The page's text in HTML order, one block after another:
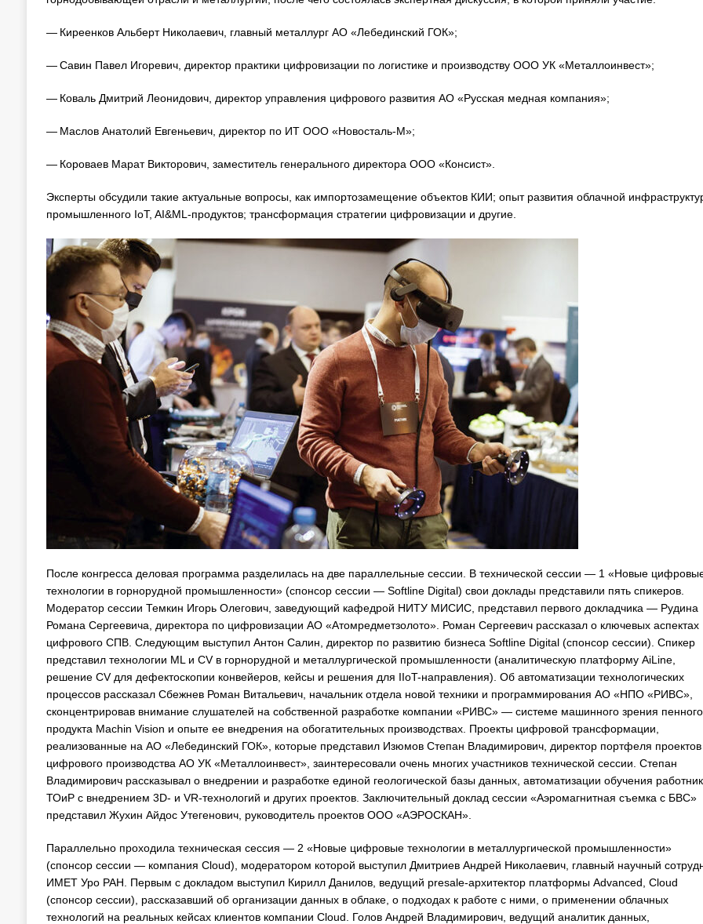
— Киреенков Альберт Николаевич, главный металлург АО «Лебединский ГОК»;
— Савин Павел Игоревич, директор практики цифровизации по логистике и производству ООО УК «Металлоинвест»;
— Коваль Дмитрий Леонидович, директор управления цифрового развития АО «Русская медная компания»;
— Маслов Анатолий Евгеньевич, директор по ИТ ООО «Новосталь-М»;
— Короваев Марат Викторович, заместитель генерального директора ООО «Консист».
Эксперты обсудили такие актуальные вопросы, как импортозамещение объектов КИИ; опыт развития облачной
промышленного IoT, AI&ML-продуктов; трансформация стратегии цифровизации и другие.
После конгресса деловая программа разделилась на две параллельные сессии. В технической сессии — 1 «Новые
технологии в горнорудной промышленности» (спонсор сессии — Softline Digital) свои доклады представили пять спикеров.
Модератор сессии Темкин Игорь Олегович, заведующий кафедрой НИТУ МИСИС, представил первого докладчика — Рудина
Романа Сергеевича, директора по цифровизации АО «Атомредметзолото». Роман Сергеевич рассказал о ключевых аспектах
цифрового СПВ. Следующим выступил Антон Салин, директор по развитию бизнеса Softline Digital (спонсор сессии). Спикер
представил технологии ML и CV в горнорудной и металлургической промышленности (аналитическую платформу AiLine,
решение CV для дефектоскопии конвейеров, кейсы и решения для IIoT-направления). Об автоматизации технологических
процессов рассказал Сбежнев Роман Витальевич, начальник отдела новой техники и программирования АО «НПО «РИВС»,
сконцентрировав внимание слушателей на собственной разработке компании «РИВС» — системе машинного зрения пенного
продукта Machin Vision и опыте ее внедрения на обогатительных производствах. Проекты цифровой трансформации,
реализованные на АО «Лебединский ГОК», которые представил Изюмов Степан Владимирович, директор портфеля проектов
цифрового производства АО УК «Металлоинвест», заинтересовали очень многих участников технической сессии. Степан
Владимирович рассказывал о внедрении и разработке единой геологической базы данных, автоматизации обучения
ТОиР с внедрением 3D- и VR-технологий и других проектов. Заключительный доклад сессии «Аэромагнитная съемка с БВС»
представил Жухин Айдос Утегенович, руководитель проектов ООО «АЭРОСКАН».
Параллельно проходила техническая сессия — 2 «Новые цифровые технологии в металлургической промышленности»
(спонсор сессии — компания Cloud), модератором которой выступил Дмитриев Андрей Николаевич, главный научный
ИМЕТ Уро РАН. Первым с докладом выступил Кирилл Данилов, ведущий presale-архитектор платформы Advanced, Cloud
(спонсор сессии), рассказавший об организации данных в облаке, о подходах к работе с ними, о применении облачных
технологий на реальных кейсах клиентов компании Cloud. Голов Андрей Владимирович, ведущий аналитик данных,